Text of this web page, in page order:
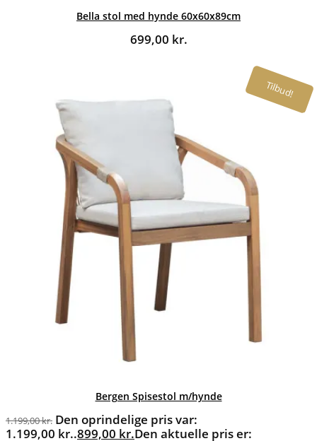
Bella stol med hynde 60x60x89cm
699,00 kr.
Tilbud!
Bergen Spisestol m/hynde
1.199,00kr. Den oprindelige pris var:
1.199,00 kr..899,00 kr.Den aktuelle pris er: